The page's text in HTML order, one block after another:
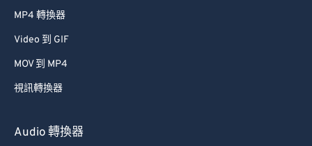
MP4 轉換器
Video 到 GIF
MOV 到 MP4
視訊轉換器
Audio 轉換器